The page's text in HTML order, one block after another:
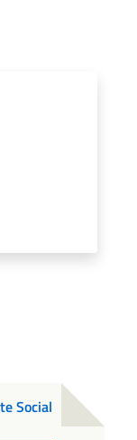
Social